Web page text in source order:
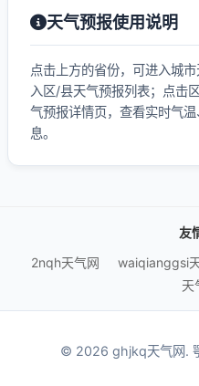
天气预报使用说明
点击上方的省份，可进入城
入区/县天气预报列表；点击
气预报详情页，查看实时气
息。
友
2nqh天气网
waiqianggsi
天
© 2026 ghjkq天气网.